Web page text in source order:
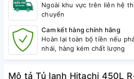
Ngoài khu vực trên liên hệ
chuyển
Cam kết hàng chính hãng
Hoàn lại toàn bộ tiền nếu
nhái, hàng kém chất lượng
Mô tả Tủ lạnh Hitachi 450L